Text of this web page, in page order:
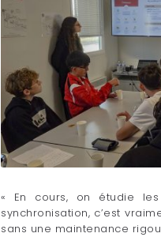
« En cours, on étudie
synchronisation, c’est
sans une maintenance